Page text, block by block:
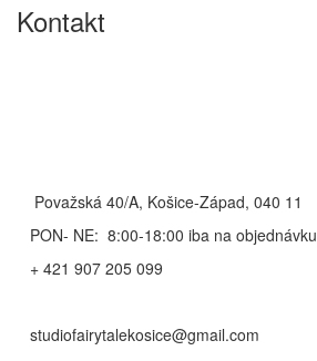
Kontakt
Považská 40/A, Košice-Západ, 040 11
PON- NE: 8:00-18:00 iba na objednávku
+ 421 907 205 099
studiofairytalekosice@gmail.com